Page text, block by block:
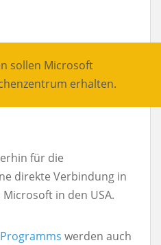
sollen Microsoft
erhalten.
für die
direkte Verbindung in
in den USA.
Programms werden auch